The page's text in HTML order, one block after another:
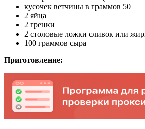
кусочек ветчины в граммов 50
2 яйца
2 гренки
2 столовые ложки сливок или
100 граммов сыра
Приготовление: